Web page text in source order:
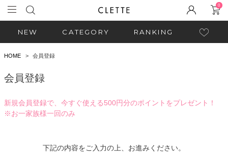
0
NEW CATEGORY RANKING
HOME 会員登録
会員登録
新規会員登録で、今すぐ使える500円分のポイントをプレゼント！
※お一家族様一回のみ
下記の内容をご入力の上、お進みください。